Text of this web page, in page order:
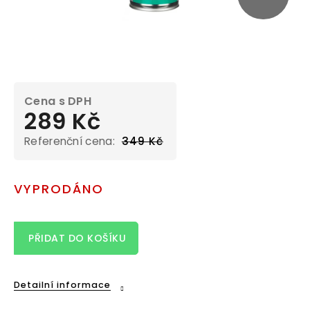
349 Kč
289 Kč
VYPRODÁNO
PŘIDAT DO KOŠÍKU
Detailní informace